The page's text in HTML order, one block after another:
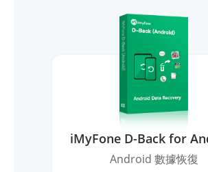
iMyFone D-Back for
Android 數據恢復